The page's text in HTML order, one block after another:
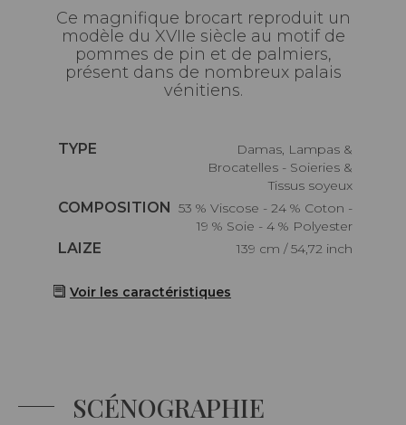
Ce magnifique brocart reproduit un
modèle du XVIIe siècle au motif de
pommes de pin et de palmiers,
présent dans de nombreux palais
vénitiens.
Caractéristiques
TYPE
Damas, Lampas &
Brocatelles - Soieries &
Tissus soyeux
Caractéristiques
COMPOSITION 53 % Viscose - 24 % Coton -
19 % Soie - 4 % Polyester
Caractéristiques
LAIZE 139 cm / 54,72 inch
Voir les caractéristiques
SCÉNOGRAPHIE